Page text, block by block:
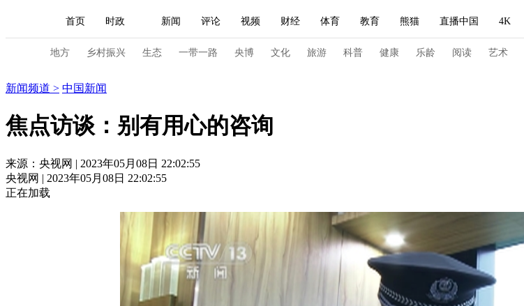
首页 时政 新闻 评论 视频 财经 体育 教育 熊猫 直播中国 4K
人民领袖习近平 中国领导人 央视快评 习式妙语 热解读 天天学习
直播 栏目大全 节目单 听音 微视频 主持人 下载央视影音
海外频道 iPanda English Монгол
地方 乡村振兴 生态 一带一路 央博 文化 旅游 科普 健康 乐龄 阅读 艺术
新闻 国内 国际 评论
人民领袖习近平 联播+
小央直播 熊猫频道 VR/AR
前线 比划 快看 蓝海中国 新兵请入列 人生第一次
竞猜 2026年世界杯 中超 国足
CCTV奥林匹克频道 文化体育 冰雪道路
新闻频道 > 中国新闻
焦点访谈：别有用心的咨询
来源：央视网 | 2023年05月08日 22:02:55
央视网 | 2023年05月08日 22:02:55
正在加载